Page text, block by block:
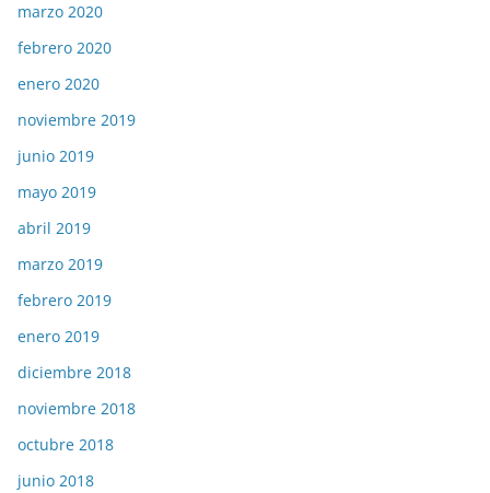
marzo 2020
febrero 2020
enero 2020
noviembre 2019
junio 2019
mayo 2019
abril 2019
marzo 2019
febrero 2019
enero 2019
diciembre 2018
noviembre 2018
octubre 2018
junio 2018